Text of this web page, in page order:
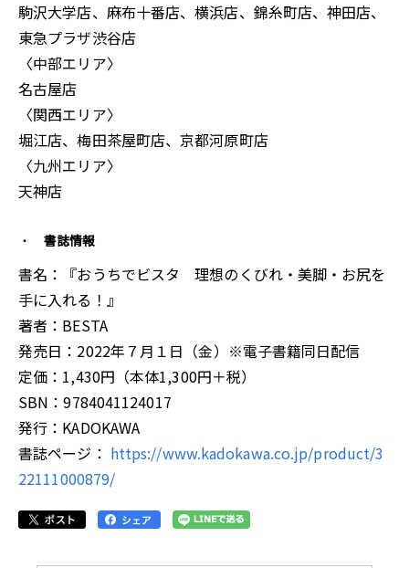
駒沢大学店、麻布十番店、横浜店、錦糸町店、神田店、
東急プラザ渋谷店
〈中部エリア〉
名古屋店
〈関西エリア〉
堀江店、梅田茶屋町店、京都河原町店
〈九州エリア〉
天神店
書誌情報
書名：『おうちでビスタ 理想のくびれ・美脚・お尻を
手に入れる！』
著者：BESTA
発売日：2022年７月１日（金）※電子書籍同日配信
定価：1,430円（本体1,300円＋税）
SBN：9784041124017
発行：KADOKAWA
書誌ページ： https://www.kadokawa.co.jp/product/3
22111000879/